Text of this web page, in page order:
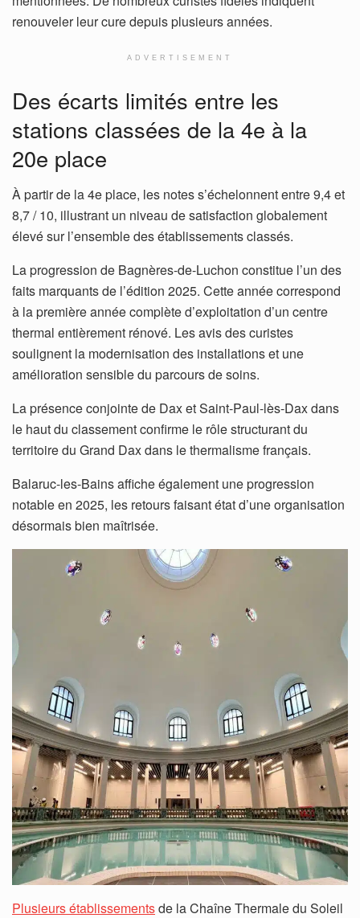
renouveler leur cure depuis plusieurs années.
ADVERTISEMENT
Des écarts limités entre les
stations classées de la 4e à la
20e place
À partir de la 4e place, les notes s’échelonnent entre 9,4 et
8,7 / 10, illustrant un niveau de satisfaction globalement
élevé sur l’ensemble des établissements classés.
La progression de Bagnères-de-Luchon constitue l’un des
faits marquants de l’édition 2025. Cette année correspond
à la première année complète d’exploitation d’un centre
thermal entièrement rénové. Les avis des curistes
soulignent la modernisation des installations et une
amélioration sensible du parcours de soins.
La présence conjointe de Dax et Saint-Paul-lès-Dax dans
le haut du classement confirme le rôle structurant du
territoire du Grand Dax dans le thermalisme français.
Balaruc-les-Bains affiche également une progression
notable en 2025, les retours faisant état d’une organisation
désormais bien maîtrisée.
Plusieurs établissementsde la Chaîne Thermale du Soleil